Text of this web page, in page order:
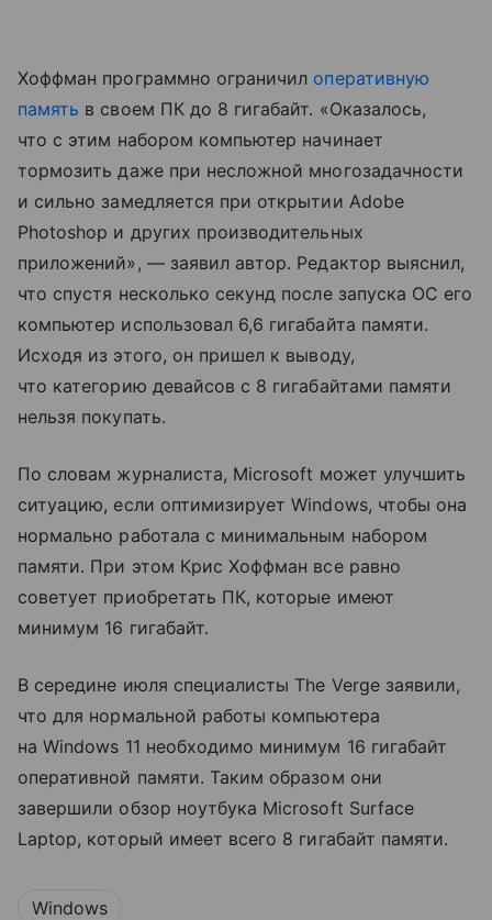
Хоффман программно ограничил оперативную
память в своем ПК до 8 гигабайт. «Оказалось,
что с этим набором компьютер начинает
тормозить даже при несложной многозадачности
и сильно замедляется при открытии Adobe
Photoshop и других производительных
приложений», — заявил автор. Редактор выяснил,
что спустя несколько секунд после запуска ОС его
компьютер использовал 6,6 гигабайта памяти.
Исходя из этого, он пришел к выводу,
что категорию девайсов с 8 гигабайтами памяти
нельзя покупать.
По словам журналиста, Microsoft может улучшить
ситуацию, если оптимизирует Windows, чтобы она
нормально работала с минимальным набором
памяти. При этом Крис Хоффман все равно
советует приобретать ПК, которые имеют
минимум 16 гигабайт.
В середине июля специалисты The Verge заявили,
что для нормальной работы компьютера
на Windows 11 необходимо минимум 16 гигабайт
оперативной памяти. Таким образом они
завершили обзор ноутбука Microsoft Surface
Laptop, который имеет всего 8 гигабайт памяти.
Windows